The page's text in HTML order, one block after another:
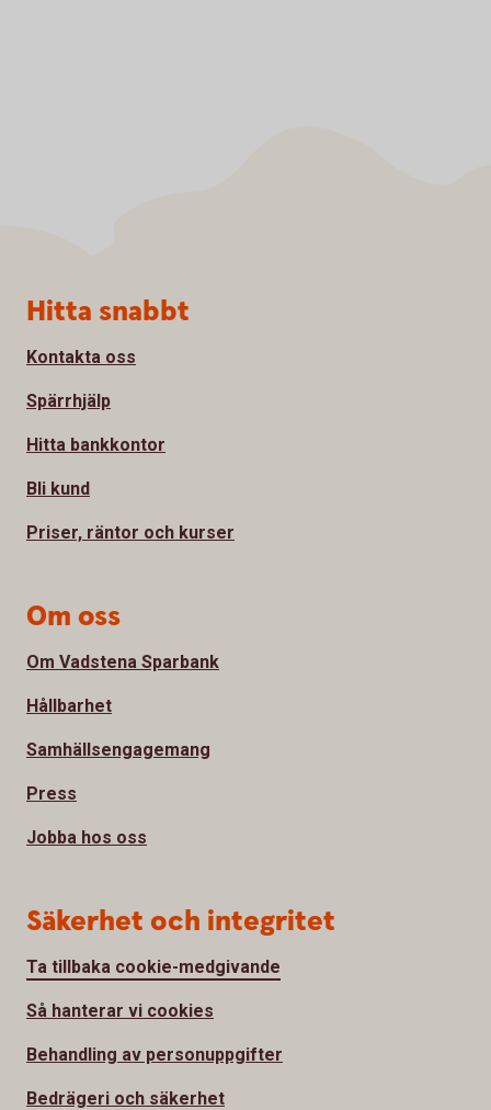
Sidfot
Hitta snabbt
Kontakta oss
Spärrhjälp
Hitta bankkontor
Bli kund
Priser, räntor och kurser
Om oss
Om Vadstena Sparbank
Hållbarhet
Samhällsengagemang
Press
Jobba hos oss
Säkerhet och integritet
Ta tillbaka cookie-medgivande
Så hanterar vi cookies
Behandling av personuppgifter
Bedrägeri och säkerhet